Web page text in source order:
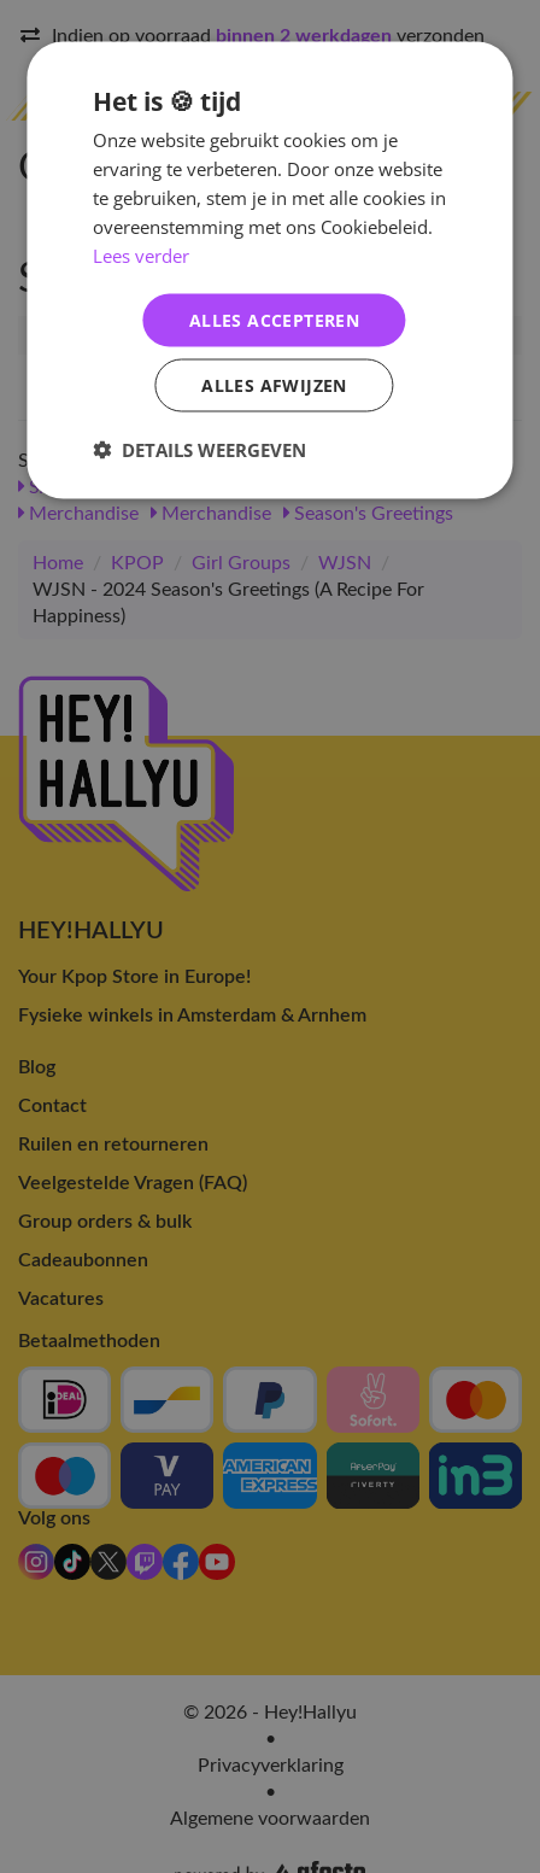
Indien op voorraad binnen 2 werkdagen verzonden
Omschrijving
Specificaties
Artikelnummer
1000001214269
Shop meer
SALE
Merchandise
Merchandise Season's Greetings
Home / KPOP / Girl Groups / WJSN
/
WJSN - 2024 Season's Greetings (A Recipe For
Happiness)
HEY!HALLYU
Your Kpop Store in Europe!
Fysieke winkels in Amsterdam & Arnhem
Blog
Contact
Ruilen en retourneren
Veelgestelde Vragen (FAQ)
Group orders & bulk
Cadeaubonnen
Vacatures
Betaalmethoden
Volg ons
© 2026 - Hey!Hallyu
•
Privacyverklaring
•
Algemene voorwaarden
Het is 🍪 tijd
Onze website gebruikt cookies om je
ervaring te verbeteren. Door onze website
te gebruiken, stem je in met alle cookies in
overeenstemming met ons Cookiebeleid.
Lees verder
ALLES ACCEPTEREN
ALLES AFWIJZEN
DETAILS WEERGEVEN